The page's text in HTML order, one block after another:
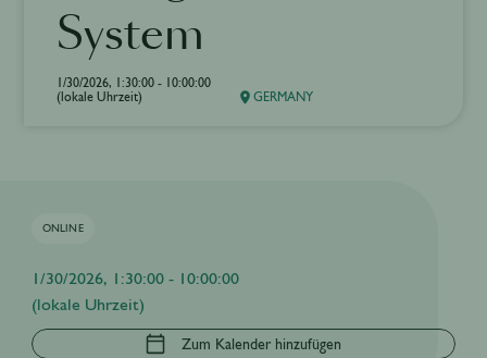
System
1/30/2026, 1:30:00 - 10:00:00
(lokale Uhrzeit)
GERMANY
ONLINE
1/30/2026, 1:30:00 - 10:00:00
(lokale Uhrzeit)
Zum Kalender hinzufügen